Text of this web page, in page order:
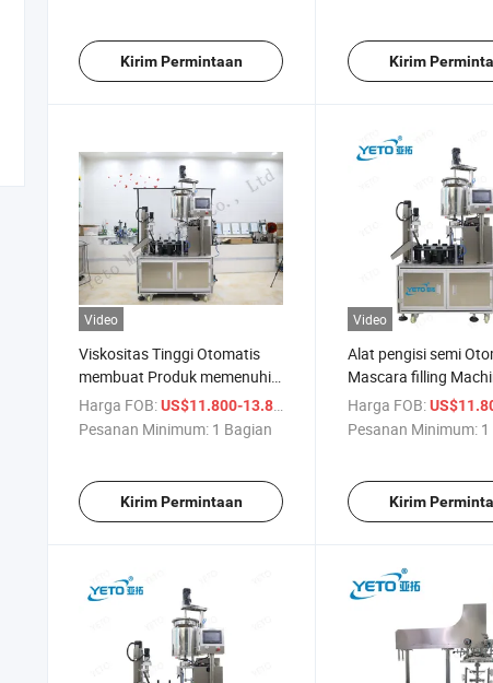
Kirim Permintaan Kirim
Video
Viskositas Tinggi Otomatis
membuat Produk memenuhi
Alat berat
Harga FOB:US$11.800-13.800
/ Bagian
Pesanan Minimum: 1 Bagian
Kirim Permintaan
Video
Alat pengisi semi
Mascara filling
Harga FOB:
Pesanan Minimum:
Kirim